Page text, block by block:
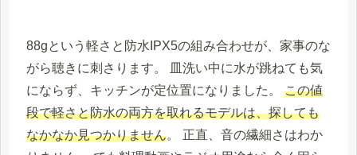
88gという軽さと防水IPX5の組み合わせが、家事のな
がら聴きに刺さります。 皿洗い中に水が跳ねても気
にならず、キッチンが定位置になりました。 この値
段で軽さと防水の両方を取れるモデルは、探しても
なかなか見つかりません。 正直、音の繊細さはわか